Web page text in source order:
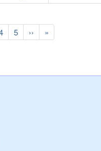
Page
5
Следна
страна
››
Last
page
»